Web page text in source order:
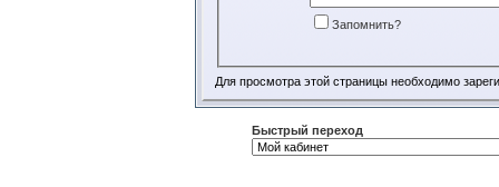
Запомнить?
Для просмотра этой страницы необходимо
Быстрый переход